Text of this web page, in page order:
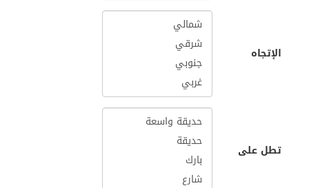
الإتجاه
تطل على